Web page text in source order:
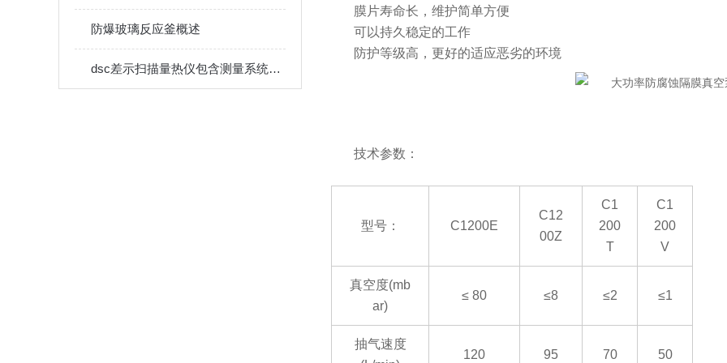
防爆玻璃反应釜概述
dsc差示扫描量热仪包含测量系统和记录系统两部分
膜片寿命长，维护简单方便
可以持久稳定的工作
防护等级高，更好的适应恶劣的环境
技术参数：
型号： C1200E
C12
00Z
C1
200
T
C1
200
V
真空度(mb
ar)
≤ 80 ≤8 ≤2 ≤1
抽气速度
120 95 70 50